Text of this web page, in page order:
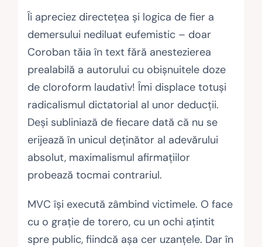
Îi apreciez directeţea şi logica de fier a
demersului nediluat eufemistic – doar
Coroban tăia în text fără anestezierea
prealabilă a autorului cu obişnuitele doze
de cloroform laudativ! Îmi displace totuşi
radicalismul dictatorial al unor deducţii.
Deşi subliniază de fiecare dată că nu se
erijează în unicul deţinător al adevărului
absolut, maximalismul afirmaţiilor
probează tocmai contrariul.
MVC îşi execută zâmbind victimele. O face
cu o graţie de torero, cu un ochi aţintit
spre public, fiindcă aşa cer uzanţele. Dar în